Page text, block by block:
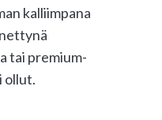
kalliimpana
tai premium-
ollut.